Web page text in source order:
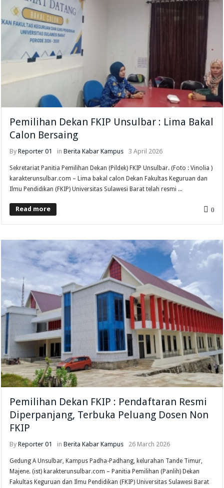
Pemilihan Dekan FKIP Unsulbar : Lima Bakal
Calon Bersaing
ByReporter 01 inBerita Kabar Kampus 3 April 2026
Sekretariat Panitia Pemilihan Dekan (Pildek) FKIP Unsulbar. (Foto : Vinolia )
karakterunsulbar.com – Lima bakal calon Dekan Fakultas Keguruan dan
Ilmu Pendidikan (FKIP) Universitas Sulawesi Barat telah resmi ...
Read more 0
Pemilihan Dekan FKIP : Pendaftaran Resmi
Diperpanjang, Terbuka Peluang Dosen Non
FKIP
ByReporter 01 inBerita Kabar Kampus 26 March 2026
Gedung A Unsulbar, Kampus Padha-Padhang, kelurahan Tande Timur,
Majene. (ist) karakterunsulbar.com – Panitia Pemilihan (Panlih) Dekan
Fakultas Keguruan dan Ilmu Pendidikan (FKIP) Universitas Sulawesi Barat